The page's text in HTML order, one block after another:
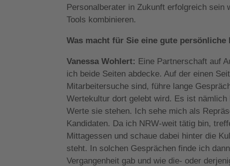
Personalberater in Zukunft erfolgreich sein
Tools kombinieren.
Was macht für Sie eine gute persönliche
Vanessa Wohlert: Eine Partnerschaft auf
ich beide Seiten abdecke. Auf der einen
Mitarbeitersuche sind, führe lange
Wertekultur dort gelebt wird. Es ist
Werte sie stehen. Ich sehe mich als
Kandidaten. Da ich NRW-weit tätig bin,
Mittagessen und schaue dabei hinter die
steht. In solchen Gesprächen finde ich
Vergangenheit gab und wie die- oder